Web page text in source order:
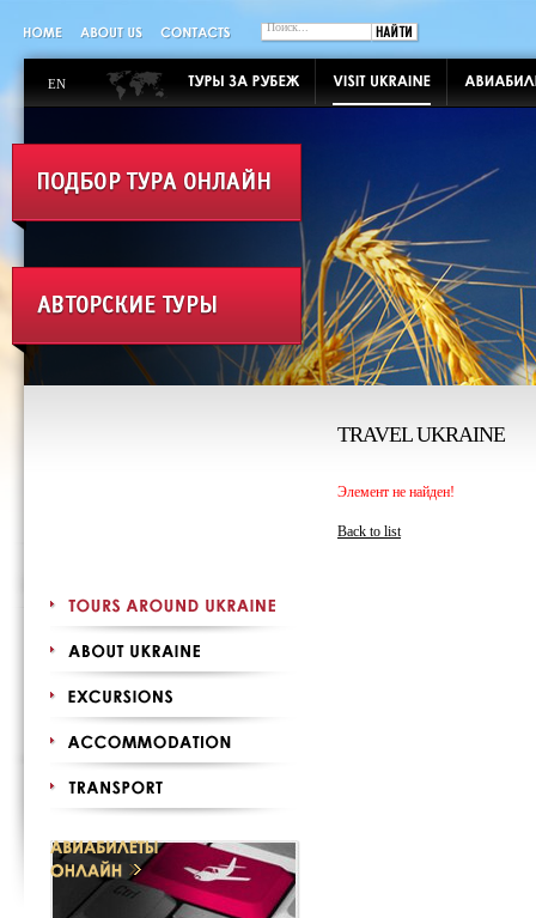
EN
TRAVEL UKRAINE
Элемент не найден!
Back to list